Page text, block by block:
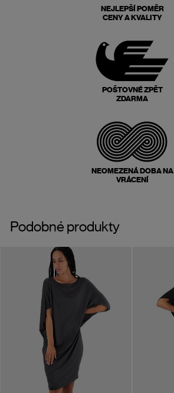
NEJLEPŠÍ POMĚR
CENY A KVALITY
POŠTOVNÉ ZPĚT
ZDARMA
NEOMEZENÁ DOBA NA
VRÁCENÍ
Podobné produkty